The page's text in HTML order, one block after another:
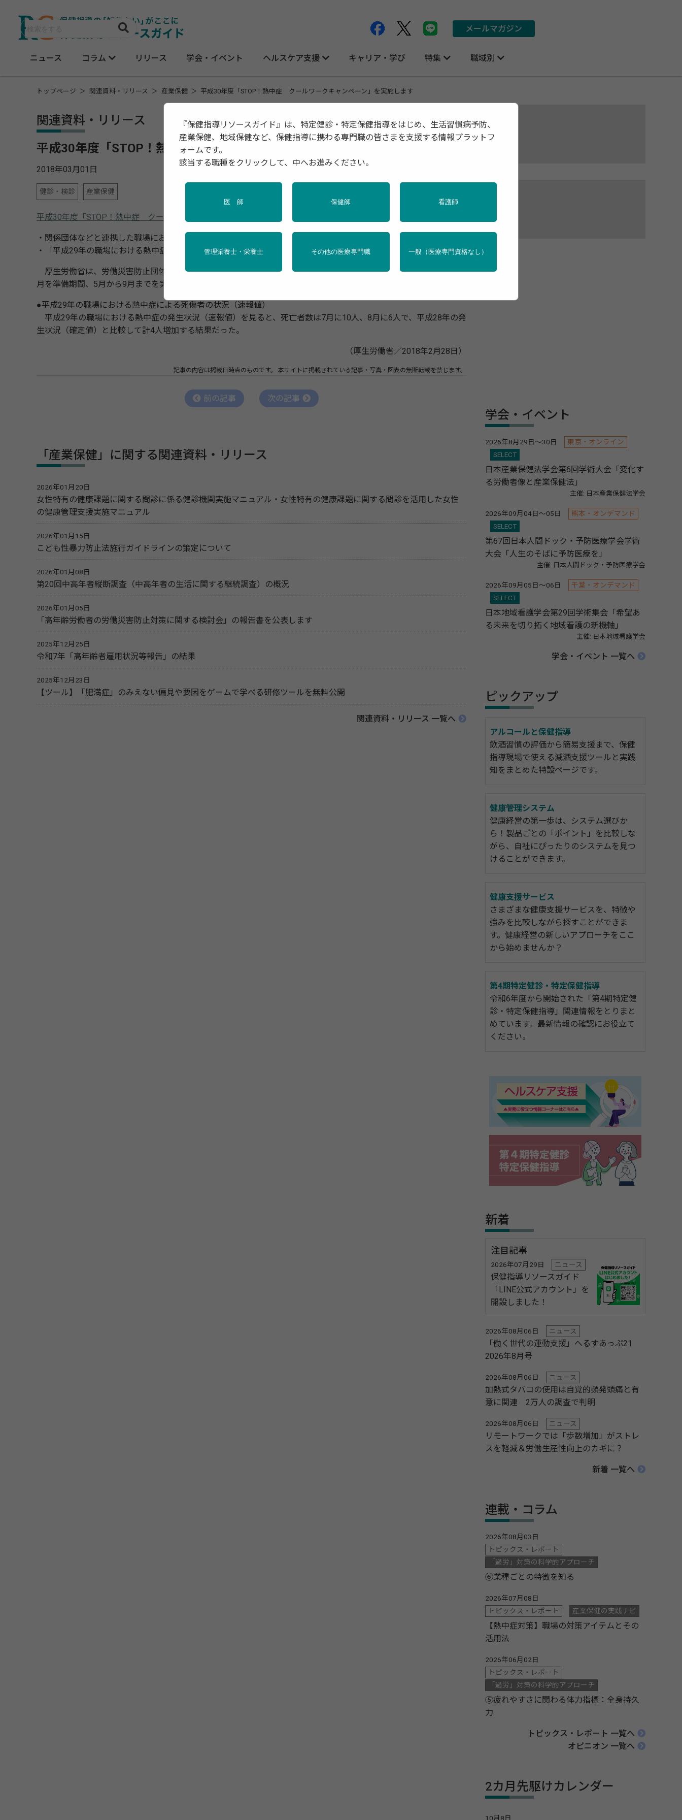
ニュース コラム リリース 学会・イベント ヘルスケア支援 キャリア・学び 特集 職域別
メールマガジン
トップページ 関連資料・リリース 産業保健 平成30年度「STOP！熱中症 クールワークキャンペーン」を実施します
関連資料・リリース
平成30年度「STOP！熱中症 クールワークキャンペーン」を実施します
2018年03月01日
健診・検診 産業保健
平成30年度「STOP！熱中症 クールワークキャンペーン」を実施します
・関係団体などと連携した職場における熱中症予防対策を５月から実施
・「平成29年の職場における熱中症による死傷災害の発生状況（速報値）」を併せて公表
厚生労働省は、労働災害防止団体などとともに、職場における熱中症予防対策の一層の推進を図るため、平成30年4
月を準備期間、5月から9月までを実施期間とする「STOP！熱中症 クールワークキャンペーン」を実施する。
●平成29年の職場における熱中症による死傷者の状況（速報値）
平成29年の職場における熱中症の発生状況（速報値）を見ると、死亡者数は7月に10人、8月に6人で、平成28年の発
生状況（確定値）と比較して計4人増加する結果だった。
（厚生労働省／2018年2月28日）
記事の内容は掲載日時点のものです。 本サイトに掲載されている記事・写真・図表の無断転載を禁じます。
前の記事 次の記事
「産業保健」に関する関連資料・リリース
2026年01月20日
女性特有の健康課題に関する問診に係る健診機関実施マニュアル・女性特有の健康課題に関する問診を活用した女性
の健康管理支援実施マニュアル
2026年01月15日
こども性暴力防止法施行ガイドラインの策定について
2026年01月08日
第20回中高年者縦断調査（中高年者の生活に関する継続調査）の概況
2026年01月05日
「高年齢労働者の労働災害防止対策に関する検討会」の報告書を公表します
2025年12月25日
令和7年「高年齢者雇用状況等報告」の結果
2025年12月23日
【ツール】「肥満症」のみえない偏見や要因をゲームで学べる研修ツールを無料公開
関連資料・リリース 一覧へ
学会・イベント
2026年8月29日～30日
東京・オンライン
SELECT
日本産業保健法学会第6回学術大会「変化す
る労働者像と産業保健法」
主催: 日本産業保健法学会
2026年09月04日～05日
熊本・オンデマンド
SELECT
第67回日本人間ドック・予防医療学会学術
大会「人生のそばに予防医療を」
主催: 日本人間ドック・予防医療学会
2026年09月05日～06日
千葉・オンデマンド
SELECT
日本地域看護学会第29回学術集会「希望あ
る未来を切り拓く地域看護の新機軸」
主催: 日本地域看護学会
学会・イベント 一覧へ
ピックアップ
アルコールと保健指導
飲酒習慣の評価から簡易支援まで、保健
指導現場で使える減酒支援ツールと実践
知をまとめた特設ページです。
健康管理システム
健康経営の第一歩は、システム選びか
ら！製品ごとの「ポイント」を比較しな
がら、自社にぴったりのシステムを見つ
けることができます。
健康支援サービス
さまざまな健康支援サービスを、特徴や
強みを比較しながら探すことができま
す。健康経営の新しいアプローチをここ
から始めませんか？
第4期特定健診・特定保健指導
令和6年度から開始された「第4期特定健
診・特定保健指導」関連情報をとりまと
めています。最新情報の確認にお役立て
ください。
新着
注目記事
2026年07月29日 ニュース
保健指導リソースガイド
「LINE公式アカウント」を
開設しました！
2026年08月06日 ニュース
「働く世代の運動支援」へるすあっぷ21
2026年8月号
2026年08月06日 ニュース
加熱式タバコの使用は自覚的頻発頭痛と有
意に関連 2万人の調査で判明
2026年08月06日 ニュース
リモートワークでは「歩数増加」がストレ
スを軽減＆労働生産性向上のカギに？
新着 一覧へ
連載・コラム
2026年08月03日
トピックス・レポート
「過労」対策の科学的アプローチ
⑥業種ごとの特徴を知る
2026年07月08日
トピックス・レポート
産業保健の実践ナビ
【熱中症対策】職場の対策アイテムとその
活用法
2026年06月02日
トピックス・レポート
「過労」対策の科学的アプローチ
⑤疲れやすさに関わる体力指標：全身持久
力
トピックス・レポート 一覧へ
オピニオン 一覧へ
2カ月先駆けカレンダー
10月8日
『保健指導リソースガイド』は、特定健診・特定保健指導をはじめ、生活習慣病予防、
産業保健、地域保健など、保健指導に携わる専門職の皆さまを支援する情報プラットフ
ォームです。
該当する職種をクリックして、中へお進みください。
医 師 保健師 看護師
管理栄養士・栄養士 その他の医療専門職 一般（医療専門資格なし）